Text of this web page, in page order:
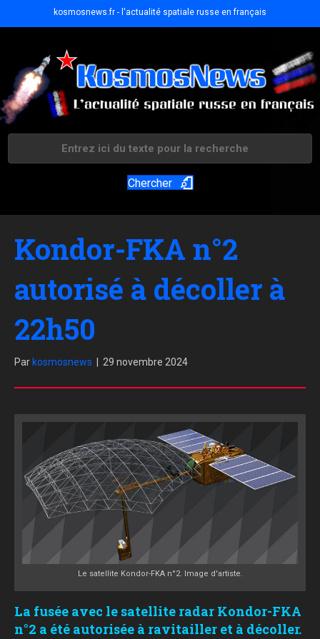
kosmosnews.fr - l'actualité spatiale russe en français
Chercher
Kondor-FKA n°2
autorisé à décoller à
22h50
Par kosmosnews 29 novembre 2024
Le satellite Kondor-FKA n°2. Image d'artiste.
La fusée avec le satellite radar Kondor-FKA
n°2 a été autorisée à ravitailler et à décoller.